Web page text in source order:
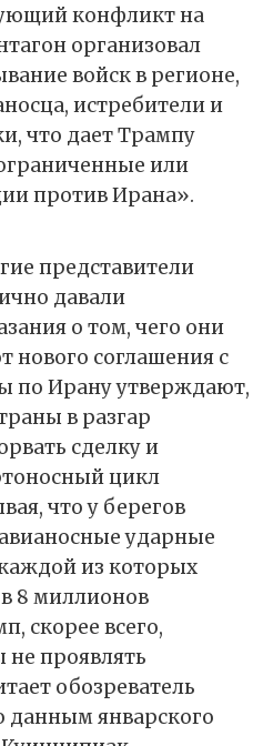
конфликт на
организовал
войск в регионе,
истребители и
что дает Трампу
или
против Ирана».
представители
давали
о том, чего они
нового соглашения с
по Ирану утверждают,
в разгар
сделку и
цикл
что у берегов
ударные
из которых
8 миллионов
скорее всего,
не проявлять
обозреватель
данным январского